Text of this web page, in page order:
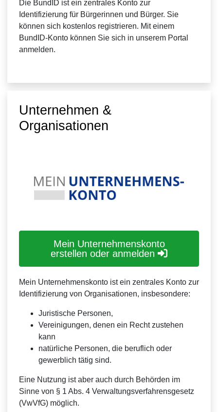
Die BundID ist ein zentrales Konto zur
Identifizierung für Bürgerinnen und Bürger. Sie
können sich kostenlos registrieren. Mit einem
BundID-Konto können Sie sich in unserem Portal
anmelden.
Unternehmen &
Organisationen
Mein Unternehmenskonto
erstellen oder anmelden
Mein Unternehmenskonto ist ein zentrales Konto zur
Identifizierung von Organisationen, insbesondere:
Juristische Personen,
Vereinigungen, denen ein Recht zustehen
kann
natürliche Personen, die beruflich oder
gewerblich tätig sind.
Eine Nutzung ist aber auch durch Behörden im
Sinne von § 1 Abs. 4 Verwaltungsverfahrensgesetz
(VwVfG) möglich.